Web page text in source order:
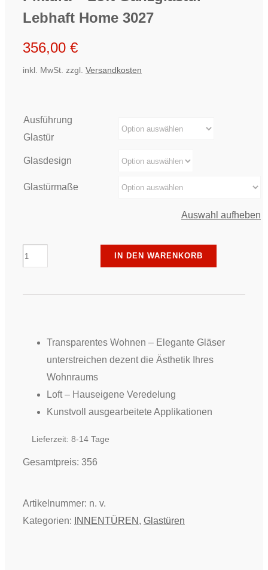
Lebhaft Home 3027
356,00 €
inkl. MwSt. zzgl. Versandkosten
Ausführung
Glastür
Glasdesign
Glastürmaße
Auswahl aufheben
Piktura
-
Home
Menge
IN DEN WARENKORB
Transparentes Wohnen – Elegante Gläser
unterstreichen dezent die Ästhetik Ihres
Wohnraums
Loft – Hauseigene Veredelung
Kunstvoll ausgearbeitete Applikationen
Lieferzeit: 8-14 Tage
Gesamtpreis: 356
Artikelnummer: n. v.
Kategorien:
INNENTÜREN , Glastüren